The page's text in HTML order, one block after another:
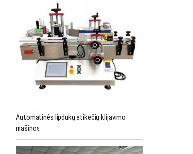
Automatinės lipdukų etikečių klijavimo
mašinos